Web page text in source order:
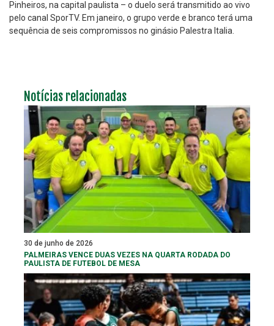
Pinheiros, na capital paulista – o duelo será transmitido ao vivo
pelo canal SporTV. Em janeiro, o grupo verde e branco terá uma
sequência de seis compromissos no ginásio Palestra Italia.
Notícias relacionadas
30 de junho de 2026
PALMEIRAS VENCE DUAS VEZES NA QUARTA RODADA DO
PAULISTA DE FUTEBOL DE MESA